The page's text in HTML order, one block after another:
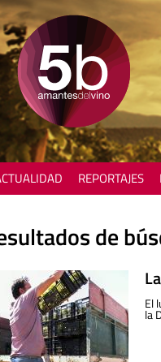
REPORTAJES
de
El
la